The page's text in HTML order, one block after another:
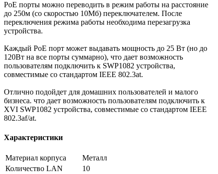
PoE порты можно переводить в режим работы на расстояние
до 250м (со скоростью 10Мб) переключателем. После
переключения режима работы необходима перезагрузка
устройства.
Каждый PoE порт может выдавать мощность до 25 Вт (но до
120Вт на все порты суммарно), что дает возможность
пользователям подключить к SWP1082 устройства,
совместимые со стандартом IEEE 802.3at.
Отлично подойдет для домашних пользователей и малого
бизнеса. что дает возможность пользователям подключить к
XVI SWP1082 устройства, совместимые со стандартом IEEE
802.3af/at.
Характеристики
Материал корпуса
Металл
Количество LAN
10